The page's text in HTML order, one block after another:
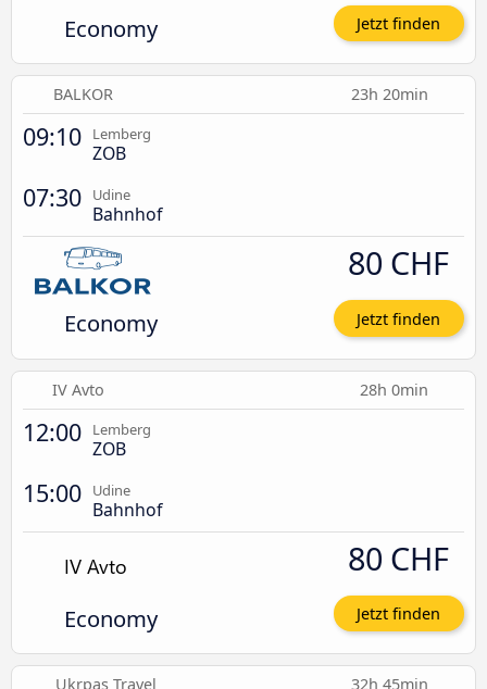
Economy Jetzt finden
BALKOR 23h 20min
09:10 Lemberg
ZOB
07:30 Udine
Bahnhof
Economy
80 CHF
Jetzt finden
IV Avto 28h 0min
12:00 Lemberg
ZOB
15:00 Udine
Bahnhof
Economy
80 CHF
Jetzt finden
Ukrpas Travel 32h 45min